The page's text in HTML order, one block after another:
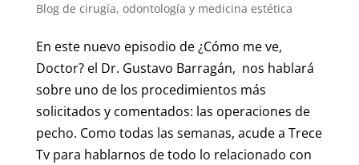
Blog de cirugía, odontología y medicina estética
En este nuevo episodio de ¿Cómo me ve,
Doctor? el Dr. Gustavo Barragán, nos hablará
sobre uno de los procedimientos más
solicitados y comentados: las operaciones de
pecho. Como todas las semanas, acude a Trece
Tv para hablarnos de todo lo relacionado con